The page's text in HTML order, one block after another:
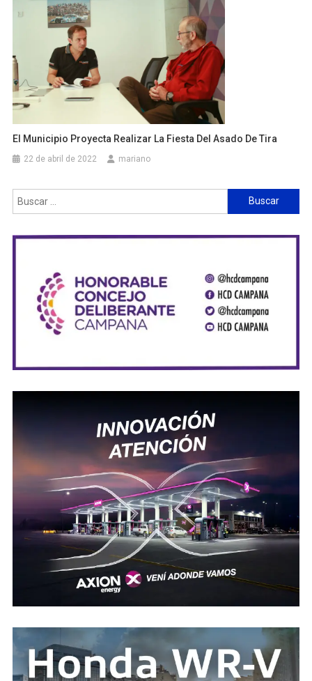
El Municipio Proyecta Realizar La Fiesta Del Asado De Tira
22 de abril de 2022 mariano
Buscar: